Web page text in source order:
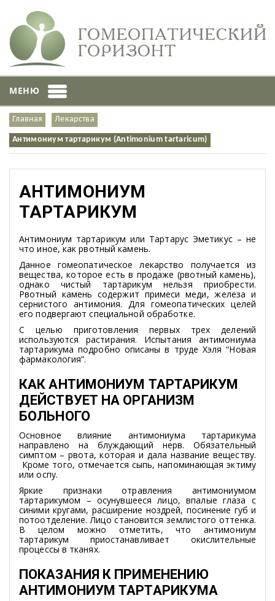
МЕНЮ
Главная Лекарства
Антимониум тартарикум (Antimonium tartaricum)
АНТИМОНИУМ
ТАРТАРИКУМ
Антимониум тартарикум или Тартарус Эметикус – не
что иное, как рвотный камень.
Данное гомеопатическое лекарство получается из
вещества, которое есть в продаже (рвотный камень),
однако чистый тартарикум нельзя приобрести.
Рвотный камень содержит примеси меди, железа и
сернистого антимония. Для гомеопатических целей
его подвергают специальной обработке.
С целью приготовления первых трех делений
используются растирания. Испытания антимониума
тартарикума подробно описаны в труде Хэля “Новая
фармакология”.
КАК АНТИМОНИУМ ТАРТАРИКУМ
ДЕЙСТВУЕТ НА ОРГАНИЗМ
БОЛЬНОГО
Основное влияние антимониума тартарикума
направлено на блуждающий нерв. Обязательный
симптом – рвота, которая и дала название веществу.
Кроме того, отмечается сыпь, напоминающая эктиму
или оспу.
Яркие признаки отравления антимониумом
тартарикумом – осунувшееся лицо, впалые глаза с
синими кругами, расширение ноздрей, посинение губ и
потоотделение. Лицо становится землистого оттенка.
В целом можно отметить, что антимониум
тартарикум приостанавливает окислительные
процессы в тканях.
ПОКАЗАНИЯ К ПРИМЕНЕНИЮ
АНТИМОНИУМ ТАРТАРИКУМА